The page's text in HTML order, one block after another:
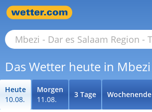
Das Wetter heute in Mbezi
Heute
10.08.
Morgen
11.08.
3 Tage Wochenende